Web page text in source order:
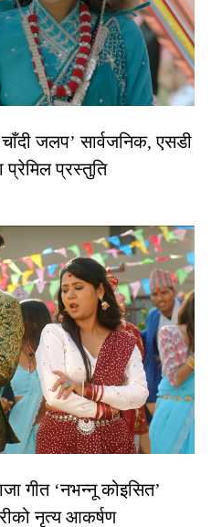
जलप’ सार्वजनिक, एसडी
प्रेमिल प्रस्तुति
गीत ‘नभन्नू कोइसित’
नृत्य आकर्षण